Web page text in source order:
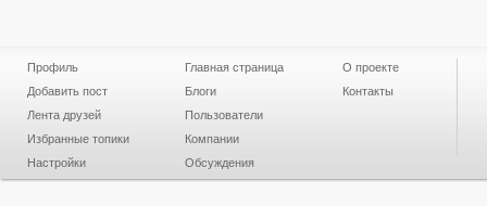
Профиль
Добавить пост
Лента друзей
Избранные топики
Настройки
Главная страница
Блоги
Пользователи
Компании
Обсуждения
О проекте
Контакты